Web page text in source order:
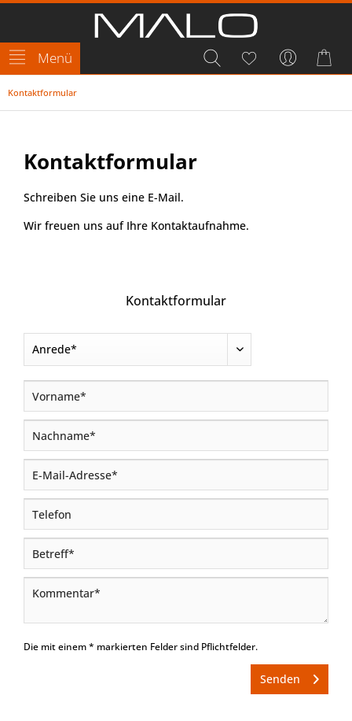
Menü
Kontaktformular
Kontaktformular
Schreiben Sie uns eine E-Mail.
Wir freuen uns auf Ihre Kontaktaufnahme.
Kontaktformular
Die mit einem * markierten Felder sind Pflichtfelder.
Senden